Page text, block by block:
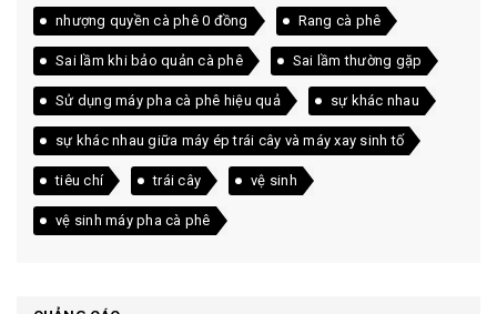
nhượng quyền cà phê 0 đồng Rang cà phê
Sai lầm khi bảo quản cà phê Sai lầm thường gặp
Sử dụng máy pha cà phê hiệu quả sự khác nhau
sự khác nhau giữa máy ép trái cây và máy xay sinh tố
tiêu chí trái cây vệ sinh
vệ sinh máy pha cà phê